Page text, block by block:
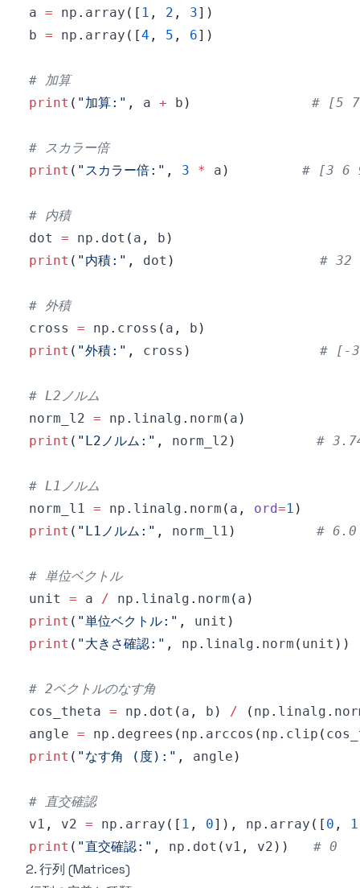
a = np . array ( [ 1 , 2 , 3] )
b = np . array ( [4 , 5 , 6] )
# 加算
print ( "加算:" , a + b ) # [5
# スカラー倍
print ( "スカラー倍:" , 3 * a ) # [3 6
# 内積
dot = np . dot ( a , b )
print ( "内積:" , dot ) # 32
# 外積
cross = np . cross ( a , b )
print ( "外積:" , cross ) # [-
# L2ノルム
norm_l2 = np . linalg . norm ( a )
print ( "L2ノルム:" , norm_l2 ) #
# L1ノルム
norm_l1 = np . linalg . norm ( a , ord=1 )
print ( "L1ノルム:" , norm_l1 ) # 6.0
# 単位ベクトル
unit = a / np . linalg . norm ( a )
print ( "単位ベクトル:" , unit )
print ( "大きさ確認:" , np . linalg . norm ( unit ) )
# 2ベクトルのなす角
cos_theta = np . dot ( a , b ) / ( np . linalg .
angle = np . degrees ( np . arccos ( np . clip (
print ( "なす角 (度):" , angle )
# 直交確認
v1 , v2 = np . array ( [ 1 , 0] ) , np . array ( [ 0 , 1
print ( "直交確認:" , np . dot ( v1 , v2 ) ) # 0
2. 行列 (Matrices)